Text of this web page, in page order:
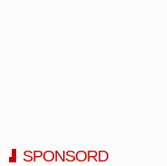
SPONSORD